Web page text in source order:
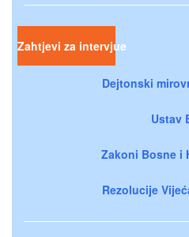
Zahtjevi za intervjue
Dejtonski
Ustav
Zakoni Bosne i
Rezolucije